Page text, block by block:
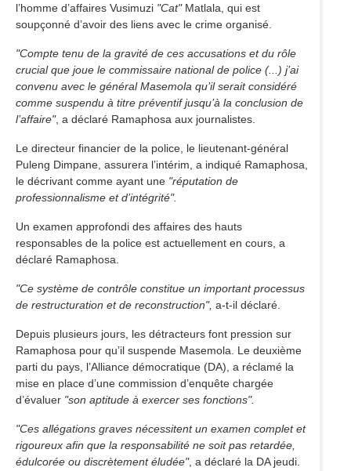
l’homme d’affaires Vusimuzi "Cat"Matlala, qui est
soupçonné d’avoir des liens avec le crime organisé.
"Compte tenu de la gravité de ces accusations et du rôle
crucial que joue le commissaire national de police (...) j’ai
convenu avec le général Masemola qu’il serait considéré
comme suspendu à titre préventif jusqu’à la conclusion de
l’affaire", a déclaré Ramaphosa aux journalistes.
Le directeur financier de la police, le lieutenant-général
Puleng Dimpane, assurera l’intérim, a indiqué Ramaphosa,
le décrivant comme ayant une "réputation de
professionnalisme et d’intégrité".
Un examen approfondi des affaires des hauts
responsables de la police est actuellement en cours, a
déclaré Ramaphosa.
"Ce système de contrôle constitue un important processus
de restructuration et de reconstruction", a-t-il déclaré.
Depuis plusieurs jours, les détracteurs font pression sur
Ramaphosa pour qu’il suspende Masemola. Le deuxième
parti du pays, l’Alliance démocratique (DA), a réclamé la
mise en place d’une commission d’enquête chargée
d’évaluer "son aptitude à exercer ses fonctions".
"Ces allégations graves nécessitent un examen complet et
rigoureux afin que la responsabilité ne soit pas retardée,
édulcorée ou discrètement éludée", a déclaré la DA jeudi.